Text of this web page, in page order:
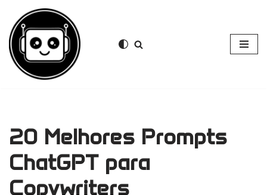
Pular
para
o
conteúdo
20 Melhores Prompts
ChatGPT para
Copywriters